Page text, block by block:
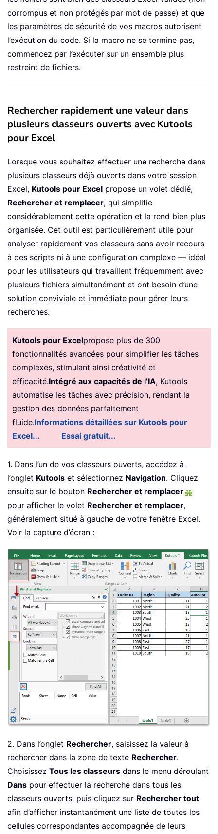
Resume
ExitHandler
End Sub
corrompus et non protégés par mot de passe) et que
les paramètres de sécurité de vos macros autorisent
l’exécution du code. Si la macro ne se termine pas,
commencez par l’exécuter sur un ensemble plus
restreint de fichiers.
Rechercher rapidement une valeur dans
plusieurs classeurs ouverts avec Kutools
pour Excel
Lorsque vous souhaitez effectuer une recherche dans
plusieurs classeurs déjà ouverts dans votre session
Excel, Kutools pour Excel propose un volet dédié,
Rechercher et remplacer, qui simplifie
considérablement cette opération et la rend bien plus
organisée. Cet outil est particulièrement utile pour
analyser rapidement vos classeurs sans avoir recours
à des scripts ni à une configuration complexe — idéal
pour les utilisateurs qui travaillent fréquemment avec
plusieurs fichiers simultanément et ont besoin d’une
solution conviviale et immédiate pour gérer leurs
recherches.
Kutools pour Excelpropose plus de 300
fonctionnalités avancées pour simplifier les tâches
complexes, stimulant ainsi créativité et
efficacité.Intégré aux capacités de l’IA, Kutools
automatise les tâches avec précision, rendant la
gestion des données parfaitement
fluide.Informations détaillées sur Kutools pour
Excel...
Essai gratuit...
1. Dans l’un de vos classeurs ouverts, accédez à
l’onglet Kutools et sélectionnez Navigation. Cliquez
ensuite sur le bouton Rechercher et remplacer
pour afficher le volet Rechercher et remplacer,
généralement situé à gauche de votre fenêtre Excel.
Voir la capture d’écran :
2. Dans l’onglet Rechercher, saisissez la valeur à
rechercher dans la zone de texte Rechercher.
Choisissez Tous les classeurs dans le menu déroulant
Dans pour effectuer la recherche dans tous les
classeurs ouverts, puis cliquez sur Rechercher tout
afin d’afficher instantanément une liste de toutes les
cellules correspondantes accompagnée de leurs